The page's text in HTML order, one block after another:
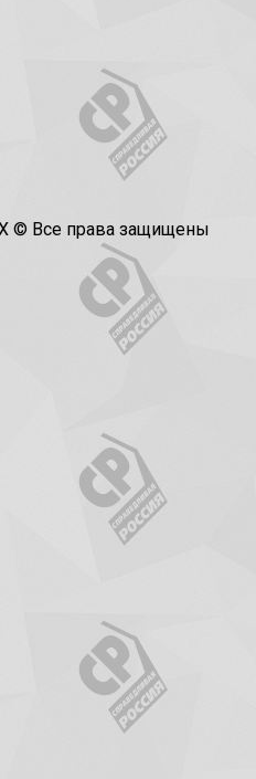
© Все права защищены